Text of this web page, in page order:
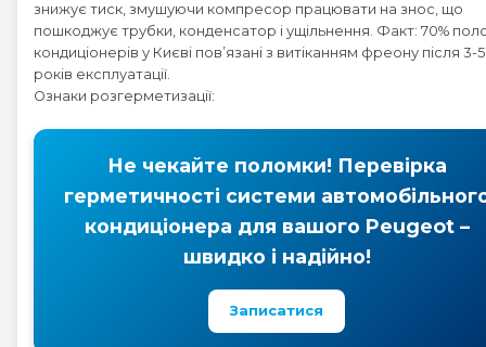
Peugeot 3008
Peugeot 308
Peugeot 4007
Peugeot 4008
знижує тиск, змушуючи компресор працювати на знос, що
пошкоджує трубки, конденсатор і ущільнення. Факт: 70%
кондиціонерів у Києві пов’язані з витіканням фреону після 3-5
років експлуатації.
Ознаки розгерметизації:
Не чекайте поломки! Перевірка
герметичності системи
кондиціонера для вашого Peugeot –
швидко і надійно!
Записатися